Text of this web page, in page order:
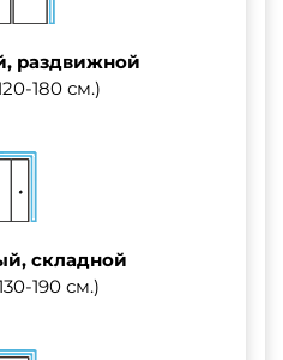
раздвижной
180 см.)
складной
190 см.)